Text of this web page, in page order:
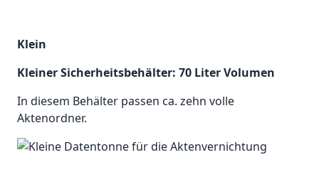
Klein
Kleiner Sicherheitsbehälter: 70 Liter Volumen
In diesem Behälter passen ca. zehn volle
Aktenordner.